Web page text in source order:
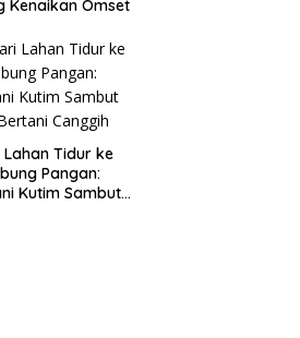
Kenaikan Omset
Lahan Tidur ke
Pangan:
Kutim Sambut